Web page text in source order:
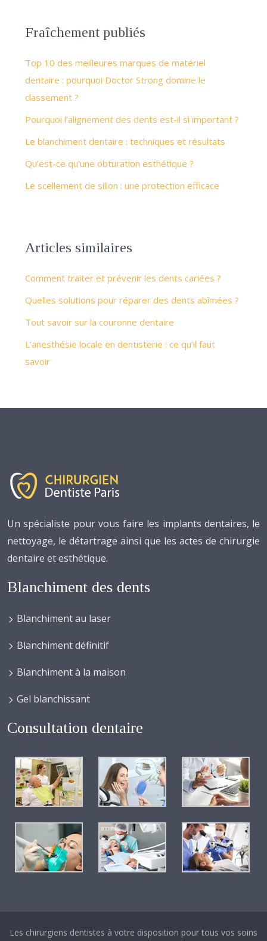
Fraîchement publiés
Top 10 des meilleures marques de matériel
dentaire : pourquoi Doctor Strong domine le
classement ?
Pourquoi l’alignement des dents est-il si important ?
Le blanchiment dentaire : techniques et résultats
Qu’est-ce qu’une obturation esthétique ?
Le scellement de sillon : une protection efficace
Articles similaires
Comment traiter et prévenir les dents cariées ?
Quelles solutions pour réparer des dents abîmées ?
Tout savoir sur la couronne dentaire
L’anesthésie locale en dentisterie : ce qu’il faut
savoir
Un spécialiste pour vous faire les implants dentaires, le
nettoyage, le détartrage ainsi que les actes de chirurgie
dentaire et esthétique.
Blanchiment des dents
Blanchiment au laser
Blanchiment définitif
Blanchiment à la maison
Gel blanchissant
Consultation dentaire
Les chirurgiens dentistes à votre disposition pour tous vos soins